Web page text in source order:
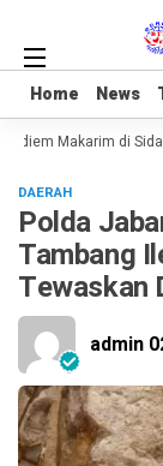
Home News
Home News
Makarim di
DAERAH
Polda
Tambang
Tewaskan
admin